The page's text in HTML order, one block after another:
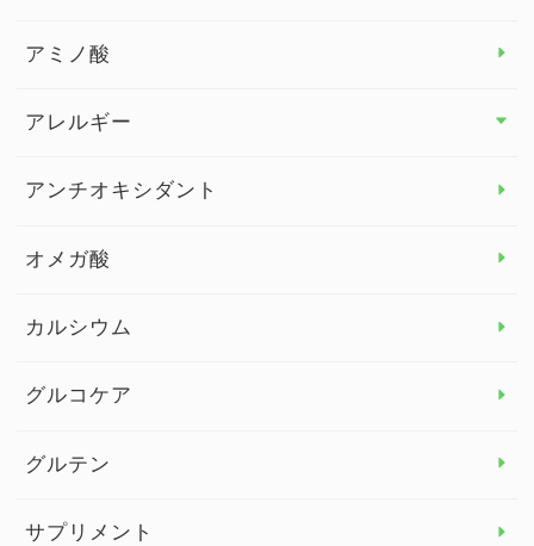
アミノ酸
アレルギー
アレルギー トップ
アンチオキシダント
オメガ酸
カルシウム
グルコケア
グルテン
サプリメント